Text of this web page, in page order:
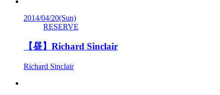
2014/04/20(Sun)
RESERVE
【昼】Richard Sinclair
Richard Sinclair